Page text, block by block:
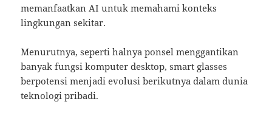
memanfaatkan AI untuk memahami konteks
lingkungan sekitar.
Menurutnya, seperti halnya ponsel menggantikan
banyak fungsi komputer desktop, smart glasses
berpotensi menjadi evolusi berikutnya dalam dunia
teknologi pribadi.